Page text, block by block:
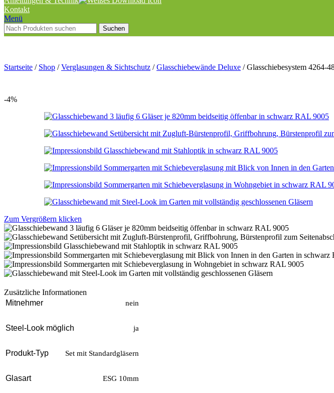
Kontakt
Menü
Suchen
Startseite / Shop /Verglasungen & Sichtschutz /Glasschiebewände Deluxe /Glasschiebesystem 4264-
-4%
Zum Vergrößern klicken
Zusätzliche Informationen
Mitnehmer
nein
Steel-Look möglich ja
Produkt-Typ Set mit Standardgläsern
Glasart ESG 10mm